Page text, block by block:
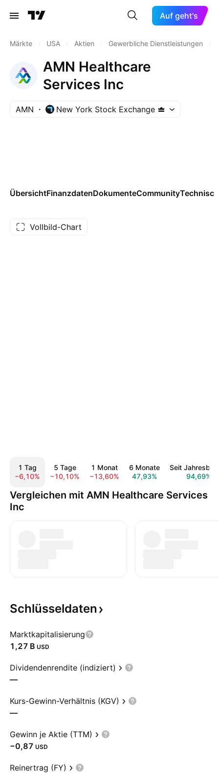
Auf geht's
Märkte USA Aktien Gewerbliche Dienstleistungen
AMN Healthcare
Services Inc
AMN New York Stock Exchange
ÜbersichtFinanzdatenDokumenteCommunity
Vollbild-Chart
1 Tag
−6,10%
5 Tage
−10,10%
1 Monat
−13,60%
6 Monate
47,93%
Seit
94,69%
Vergleichen mit AMN Healthcare Services
Inc
Schlüsseldaten
Marktkapitalisierung
‪1,27 B‬ USD
Dividendenrendite (indiziert)
—
Kurs-Gewinn-Verhältnis (KGV)
—
Gewinn je Aktie (TTM)
−0,87 USD
Reinertrag (FY)